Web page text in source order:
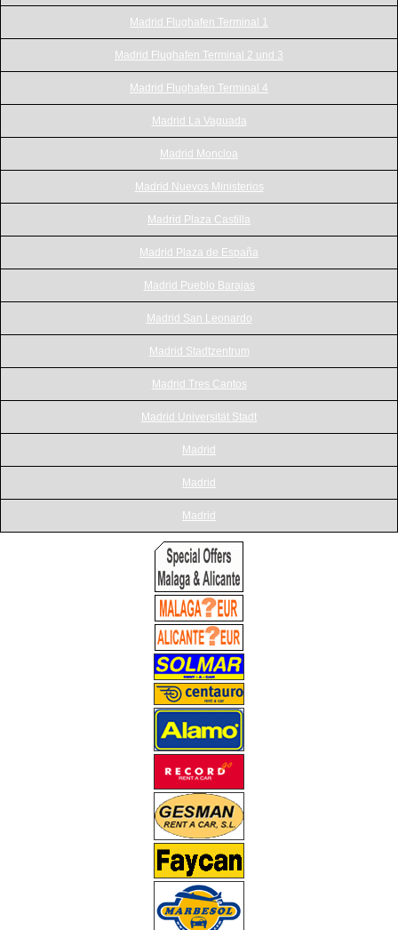
Madrid Flughafen Terminal 1
Madrid Flughafen Terminal 2 und 3
Madrid Flughafen Terminal 4
Madrid La Vaguada
Madrid Moncloa
Madrid Nuevos Ministerios
Madrid Plaza Castilla
Madrid Plaza de España
Madrid Pueblo Barajas
Madrid San Leonardo
Madrid Stadtzentrum
Madrid Tres Cantos
Madrid Universität Stadt
Madrid
Madrid
Madrid